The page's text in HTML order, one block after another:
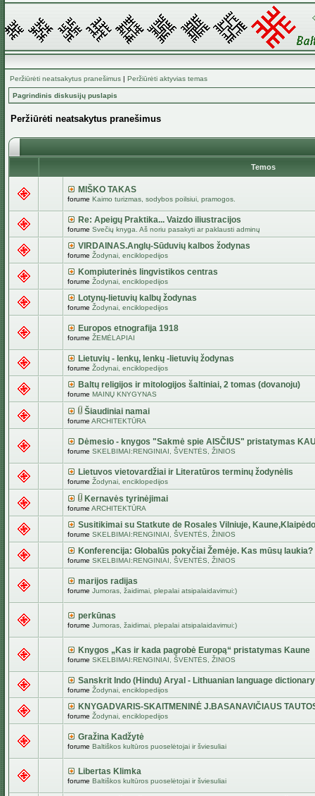
Peržiūrėti neatsakytus pranešimus | Peržiūrėti aktyvias temas
Pagrindinis diskusijų puslapis
Peržiūrėti neatsakytus pranešimus
Temos
MIŠKO TAKAS
forume Kaimo turizmas, sodybos poilsiui, pramogos.
Re: Apeigų Praktika... Vaizdo iliustracijos
forume Svečių knyga. Aš noriu pasakyti ar paklausti adminų
VIRDAINAS.Anglų-Sūduvių kalbos žodynas
forume Žodynai, enciklopedijos
Kompiuterinės lingvistikos centras
forume Žodynai, enciklopedijos
Lotynų-lietuvių kalbų žodynas
forume Žodynai, enciklopedijos
Europos etnografija 1918
forume ŽEMĖLAPIAI
Lietuvių - lenkų, lenkų -lietuvių žodynas
forume Žodynai, enciklopedijos
Baltų religijos ir mitologijos šaltiniai, 2 tomas (dovanoju)
forume MAINŲ KNYGYNAS
Šiaudiniai namai
forume ARCHITEKTŪRA
Dėmesio - knygos "Sakmė spie AISČIUS" pristatymas
forume SKELBIMAI:RENGINIAI, ŠVENTĖS, ŽINIOS
Lietuvos vietovardžiai ir Literatūros terminų žodynėlis
forume Žodynai, enciklopedijos
Kernavės tyrinėjimai
forume ARCHITEKTŪRA
Susitikimai su Statkute de Rosales Vilniuje,
forume SKELBIMAI:RENGINIAI, ŠVENTĖS, ŽINIOS
Konferencija: Globalūs pokyčiai Žemėje. Kas mūsų laukia?
forume SKELBIMAI:RENGINIAI, ŠVENTĖS, ŽINIOS
marijos radijas
forume Jumoras, žaidimai, plepalai atsipalaidavimui:)
perkūnas
forume Jumoras, žaidimai, plepalai atsipalaidavimui:)
Knygos „Kas ir kada pagrobė Europą“ pristatymas Kaune
forume SKELBIMAI:RENGINIAI, ŠVENTĖS, ŽINIOS
Sanskrit Indo (Hindu) Aryal - Lithuanian language dictionary
forume Žodynai, enciklopedijos
KNYGADVARIS-SKAITMENINĖ J.BASANAVIČIAUS
forume Žodynai, enciklopedijos
Gražina Kadžytė
forume Baltiškos kultūros puoselėtojai ir šviesuliai
Libertas Klimka
forume Baltiškos kultūros puoselėtojai ir šviesuliai